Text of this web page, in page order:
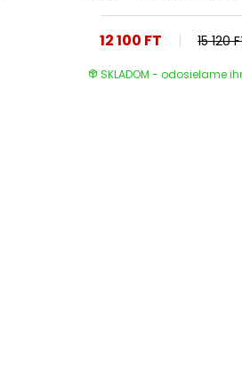
12 100 FT 15 120
SKLADOM - odosielame